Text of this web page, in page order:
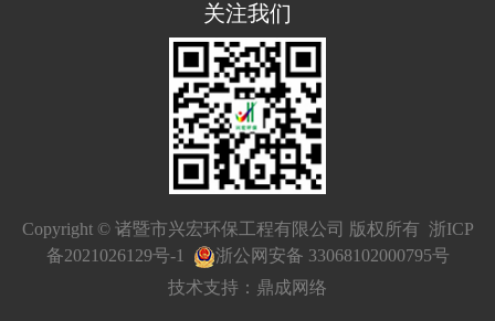
关注我们
Copyright © 诸暨市兴宏环保工程有限公司 版权所有 浙ICP
备2021026129号-1
浙公网安备 33068102000795号
技术支持：鼎成网络